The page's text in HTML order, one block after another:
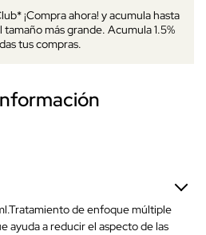
¡Compra ahora! y acumula hasta
más grande. Acumula 1.5%
tus compras.
de enfoque múltiple
ayuda a reducir el aspecto de las